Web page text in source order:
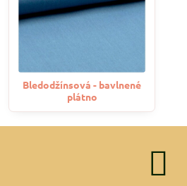
Bledodžínsová - bavlnené
plátno